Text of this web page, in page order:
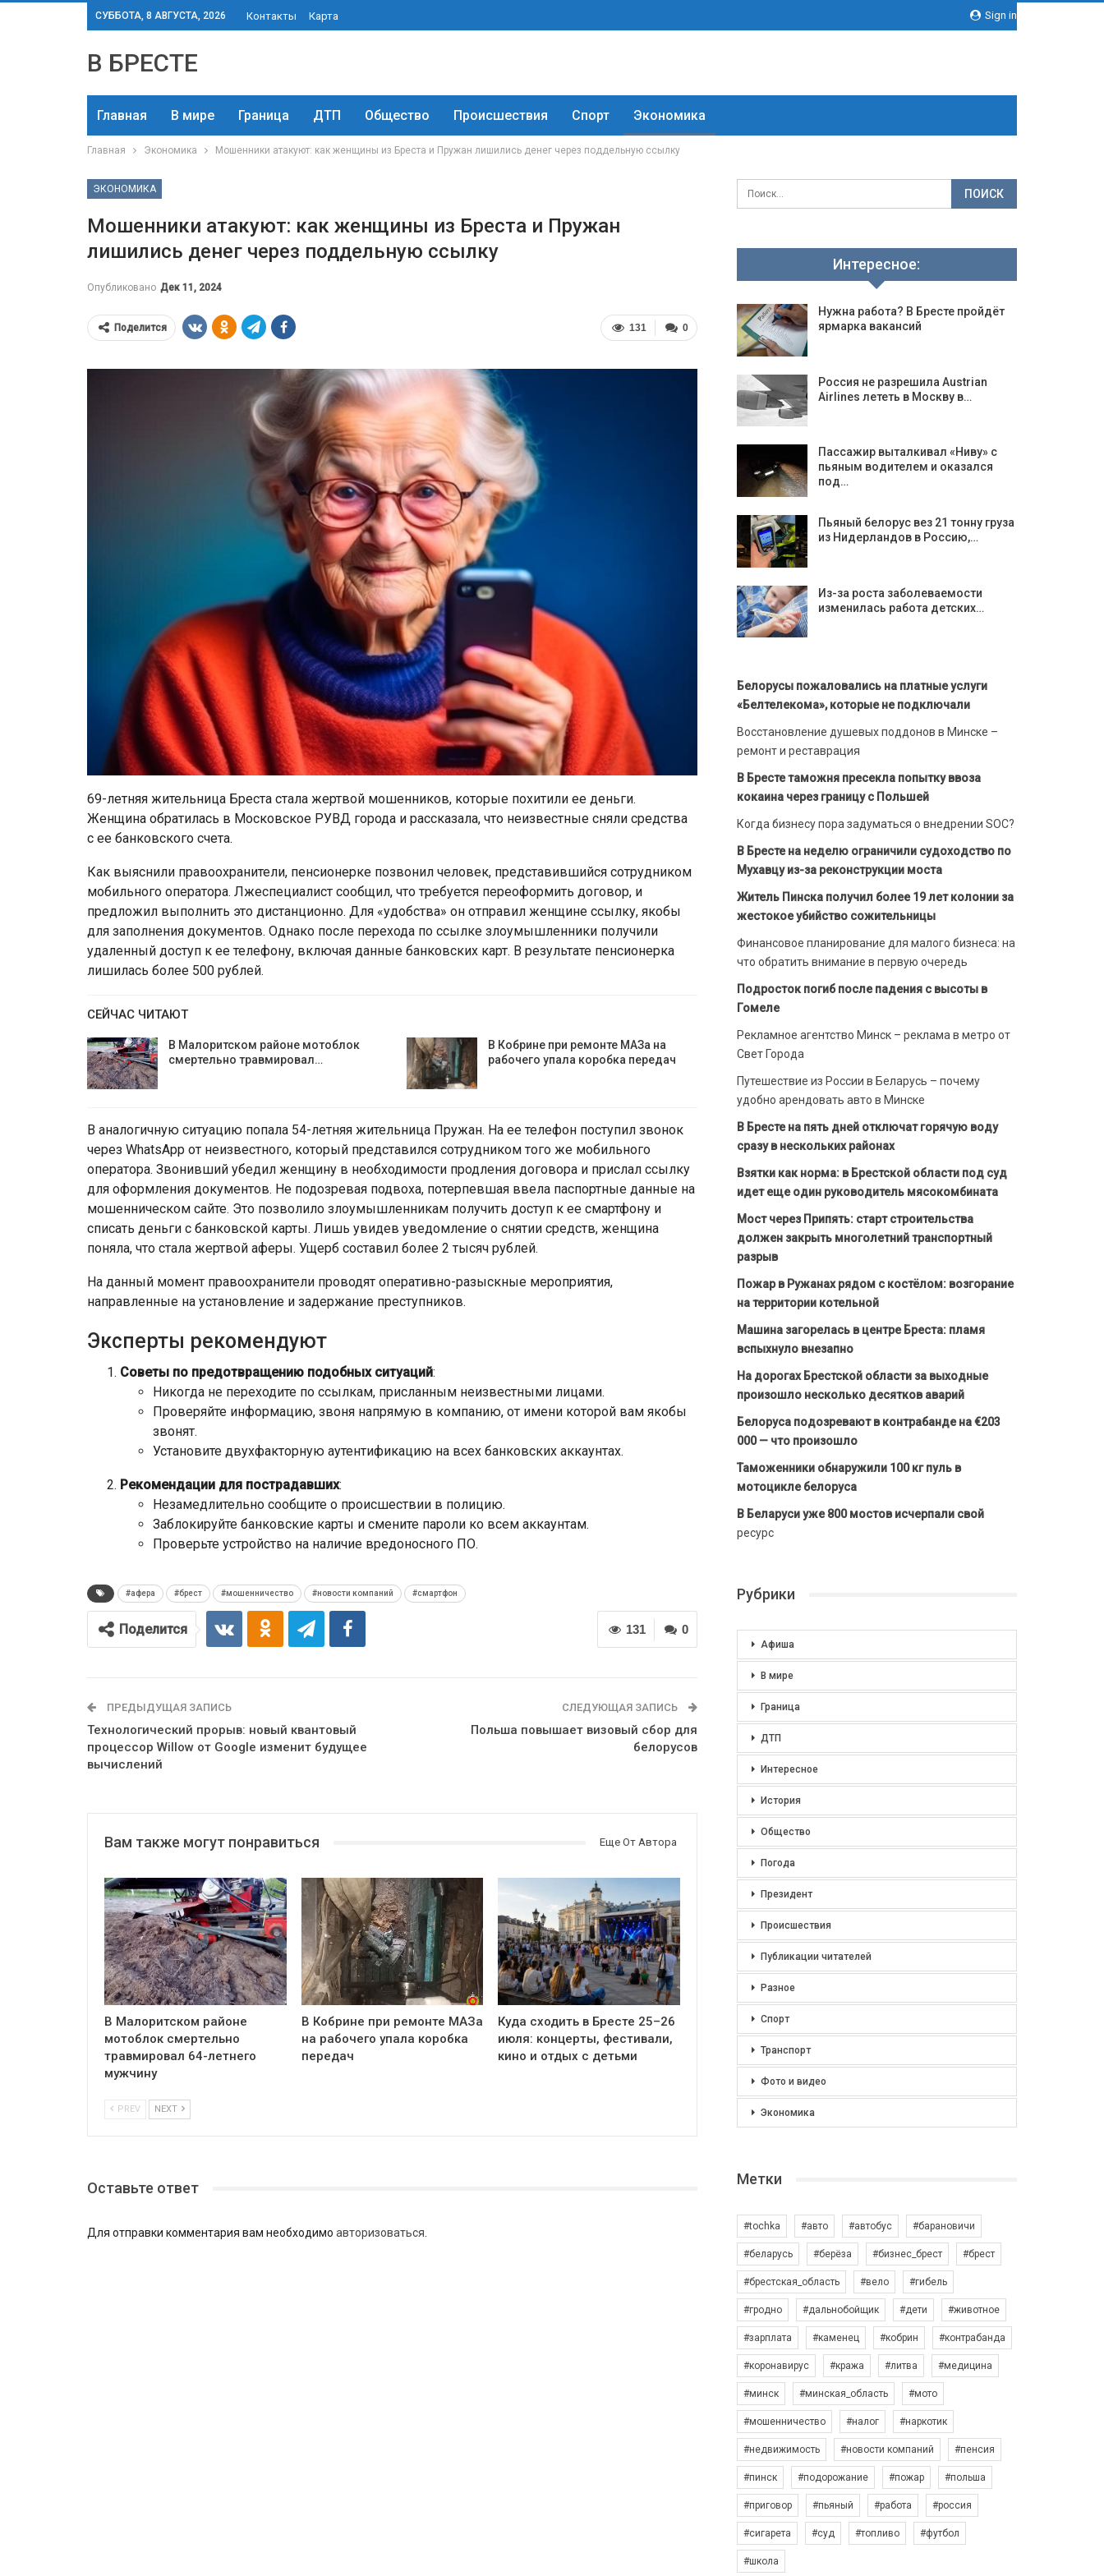
Sign in
СУББОТА, 8 АВГУСТА, 2026 Контакты Карта
В БРЕСТЕ
Главная В мире Граница ДТП Общество Происшествия Спорт Экономика
Главная Экономика Мошенники атакуют: как женщины из Бреста и Пружан лишились денег через поддельную ссылку
ЭКОНОМИКА
Мошенники атакуют: как женщины из Бреста и Пружан
лишились денег через поддельную ссылку
Опубликовано Дек 11, 2024
0
131
Поделится
69-летняя жительница Бреста стала жертвой мошенников, которые похитили ее деньги.
Женщина обратилась в Московское РУВД города и рассказала, что неизвестные сняли средства
с ее банковского счета.
Как выяснили правоохранители, пенсионерке позвонил человек, представившийся сотрудником
мобильного оператора. Лжеспециалист сообщил, что требуется переоформить договор, и
предложил выполнить это дистанционно. Для «удобства» он отправил женщине ссылку, якобы
для заполнения документов. Однако после перехода по ссылке злоумышленники получили
удаленный доступ к ее телефону, включая данные банковских карт. В результате пенсионерка
лишилась более 500 рублей.
СЕЙЧАС ЧИТАЮТ
В Малоритском районе мотоблок
смертельно травмировал…
В Кобрине при ремонте МАЗа на
рабочего упала коробка передач
В аналогичную ситуацию попала 54-летняя жительница Пружан. На ее телефон поступил звонок
через WhatsApp от неизвестного, который представился сотрудником того же мобильного
оператора. Звонивший убедил женщину в необходимости продления договора и прислал ссылку
для оформления документов. Не подозревая подвоха, потерпевшая ввела паспортные данные на
мошенническом сайте. Это позволило злоумышленникам получить доступ к ее смартфону и
списать деньги с банковской карты. Лишь увидев уведомление о снятии средств, женщина
поняла, что стала жертвой аферы. Ущерб составил более 2 тысяч рублей.
На данный момент правоохранители проводят оперативно-разыскные мероприятия,
направленные на установление и задержание преступников.
Эксперты рекомендуют
Советы по предотвращению подобных ситуаций:
Никогда не переходите по ссылкам, присланным неизвестными лицами.
Проверяйте информацию, звоня напрямую в компанию, от имени которой вам якобы
звонят.
Установите двухфакторную аутентификацию на всех банковских аккаунтах.
Рекомендации для пострадавших:
Незамедлительно сообщите о происшествии в полицию.
Заблокируйте банковские карты и смените пароли ко всем аккаунтам.
Проверьте устройство на наличие вредоносного ПО.
#афера #брест #мошенничество #новости компаний #смартфон
0
131
Поделится
ПРЕДЫДУЩАЯ ЗАПИСЬ
Технологический прорыв: новый квантовый
процессор Willow от Google изменит будущее
вычислений
СЛЕДУЮЩАЯ ЗАПИСЬ
Польша повышает визовый сбор для
белорусов
Вам также могут понравиться Еще От Автора
В Малоритском районе
мотоблок смертельно
травмировал 64-летнего
мужчину
В Кобрине при ремонте МАЗа
на рабочего упала коробка
передач
Куда сходить в Бресте 25–26
июля: концерты, фестивали,
кино и отдых с детьми
PREV NEXT
Оставьте ответ
Для отправки комментария вам необходимо авторизоваться.
Интересное:
Нужна работа? В Бресте пройдёт
ярмарка вакансий
Россия не разрешила Austrian
Airlines лететь в Москву в…
Пассажир выталкивал «Ниву» с
пьяным водителем и оказался
под…
Пьяный белорус вез 21 тонну груза
из Нидерландов в Россию,…
Из-за роста заболеваемости
изменилась работа детских…
Белорусы пожаловались на платные услуги
«Белтелекома», которые не подключали
Восстановление душевых поддонов в Минске –
ремонт и реставрация
В Бресте таможня пресекла попытку ввоза
кокаина через границу с Польшей
Когда бизнесу пора задуматься о внедрении SOC?
В Бресте на неделю ограничили судоходство по
Мухавцу из-за реконструкции моста
Житель Пинска получил более 19 лет колонии за
жестокое убийство сожительницы
Финансовое планирование для малого бизнеса: на
что обратить внимание в первую очередь
Подросток погиб после падения с высоты в
Гомеле
Рекламное агентство Минск – реклама в метро от
Свет Города
Путешествие из России в Беларусь – почему
удобно арендовать авто в Минске
В Бресте на пять дней отключат горячую воду
сразу в нескольких районах
Взятки как норма: в Брестской области под суд
идет еще один руководитель мясокомбината
Мост через Припять: старт строительства
должен закрыть многолетний транспортный
разрыв
Пожар в Ружанах рядом с костёлом: возгорание
на территории котельной
Машина загорелась в центре Бреста: пламя
вспыхнуло внезапно
На дорогах Брестской области за выходные
произошло несколько десятков аварий
Белоруса подозревают в контрабанде на €203
000 — что произошло
Таможенники обнаружили 100 кг пуль в
мотоцикле белоруса
В Беларуси уже 800 мостов исчерпали свой
ресурс
Рубрики
Афиша
В мире
Граница
ДТП
Интересное
История
Общество
Погода
Президент
Происшествия
Публикации читателей
Разное
Спорт
Транспорт
Фото и видео
Экономика
Метки
#tochka #авто #автобус #барановичи
#беларусь #берёза #бизнес_брест #брест
#брестская_область #вело #гибель
#гродно #дальнобойщик #дети #животное
#зарплата #каменец #кобрин #контрабанда
#коронавирус #кража #литва #медицина
#минск #минская_область #мото
#мошенничество #налог #наркотик
#недвижимость #новости компаний #пенсия
#пинск #подорожание #пожар #польша
#приговор #пьяный #работа #россия
#сигарета #суд #топливо #футбол
#школа